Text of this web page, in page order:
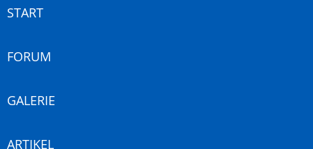
START
FORUM
GALERIE
ARTIKEL